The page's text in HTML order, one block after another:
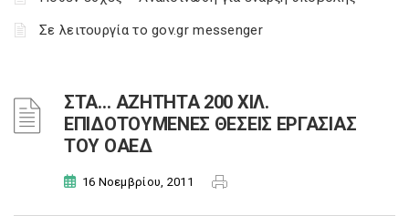
Σε λειτουργία το gov.gr messenger
ΣΤΑ… ΑΖΗΤΗΤΑ 200 ΧΙΛ.
ΕΠΙΔΟΤΟΥΜΕΝΕΣ ΘΕΣΕΙΣ ΕΡΓΑΣΙΑΣ
ΤΟΥ ΟΑΕΔ
16 Νοεμβρίου, 2011